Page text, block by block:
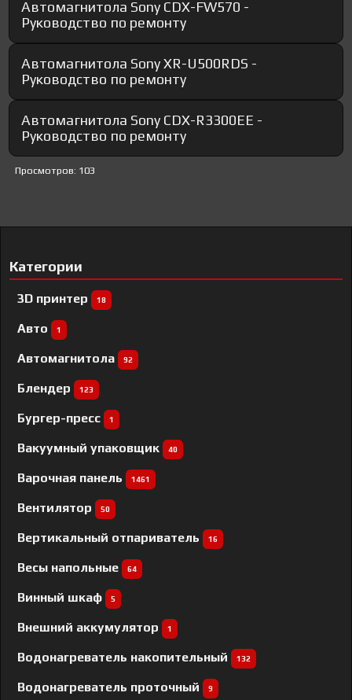
Автомагнитола Sony CDX-FW570 -
Руководство по ремонту
Автомагнитола Sony XR-U500RDS -
Руководство по ремонту
Автомагнитола Sony CDX-R3300EE -
Руководство по ремонту
Просмотров: 103
Категории
3D принтер 18
Авто 1
Автомагнитола 92
Блендер 123
Бургер-пресс 1
Вакуумный упаковщик 40
Варочная панель 1461
Вентилятор 50
Вертикальный отпариватель 16
Весы напольные 64
Винный шкаф 5
Внешний аккумулятор 1
Водонагреватель накопительный 132
Водонагреватель проточный 9